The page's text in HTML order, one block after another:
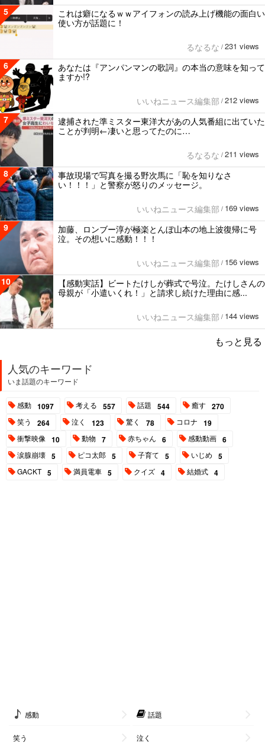
5
これは癖になるｗｗアイフォンの読み上げ機能の面白い
使い方が話題に！
るなるな / 231 views
6
あなたは『アンパンマンの歌詞』の本当の意味を知って
ますか!?
いいねニュース編集部 / 212 views
7
逮捕された準ミスター東洋大があの人気番組に出ていた
ことが判明←凄いと思ってたのに…
るなるな / 211 views
8
事故現場で写真を撮る野次馬に「恥を知りなさ
い！！！」と警察が怒りのメッセージ。
いいねニュース編集部 / 169 views
9
加藤、ロンブー淳が極楽とんぼ山本の地上波復帰に号
泣。その想いに感動！！！
いいねニュース編集部 / 156 views
10
【感動実話】ビートたけしが葬式で号泣。たけしさんの
母親が「小遣いくれ！」と請求し続けた理由に感...
いいねニュース編集部 / 144 views
もっと見る
人気のキーワード
いま話題のキーワード
感動 1097 考える 557 話題 544 癒す 270
笑う 264 泣く 123 驚く 78 コロナ 19
衝撃映像 10 動物 7 赤ちゃん 6 感動動画 6
涙腺崩壊 5 ピコ太郎 5 子育て 5 いじめ 5
GACKT 5 満員電車 5 クイズ 4 結婚式 4
感動 話題
笑う 泣く